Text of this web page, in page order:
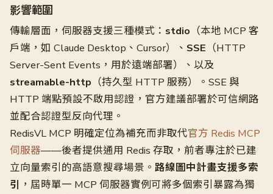
影響範圍
傳輸層面，伺服器支援三種模式： stdio （本地 MCP 客
戶端，如 Claude Desktop、Cursor）、 SSE （HTTP
Server-Sent Events，用於遠端部署）、以及
streamable-http （持久型 HTTP 服務）。SSE 與
HTTP 端點預設不啟用認證，官方建議部署於可信網路
並配合認證型反向代理。
RedisVL MCP 明確定位為補充而非取代官方 Redis MCP
伺服器——後者提供通用 Redis 存取，前者專注於已建
立向量索引的高語意搜尋場景。 路線圖中計畫支援多索
引 ，屆時單一 MCP 伺服器實例可將多個索引暴露為獨